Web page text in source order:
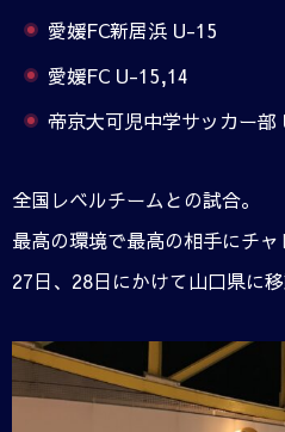
愛媛FC新居浜 U-15
愛媛FC U-15,14
帝京大可児中学サッカー
全国レベルチームとの試合。
最高の環境で最高の相手にチャ
27日、28日にかけて山口県に移